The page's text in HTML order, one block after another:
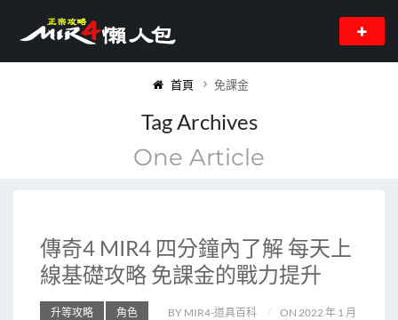
首頁 免課金
Tag Archives
One Article
傳奇4 MIR4 四分鐘內了解 每天上
線基礎攻略 免課金的戰力提升
升等攻略 角色 BY MIR4-道具百科
ON 2022 年 1 月